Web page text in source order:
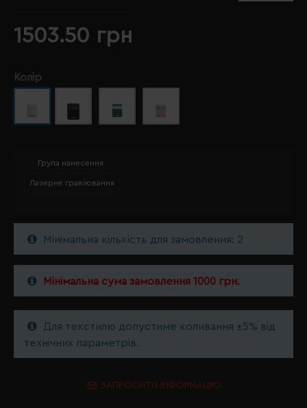
1503.50 грн
Колір
Група нанесення
Лазерне гравіювання
Мінімальна кількість для замовлення: 2
Мінімальна сума замовлення 1000 грн.
Для текстилю допустиме коливання ±5% від
технічних параметрів.
ЗАПРОСИТИ ІНФОРМАЦІЮ